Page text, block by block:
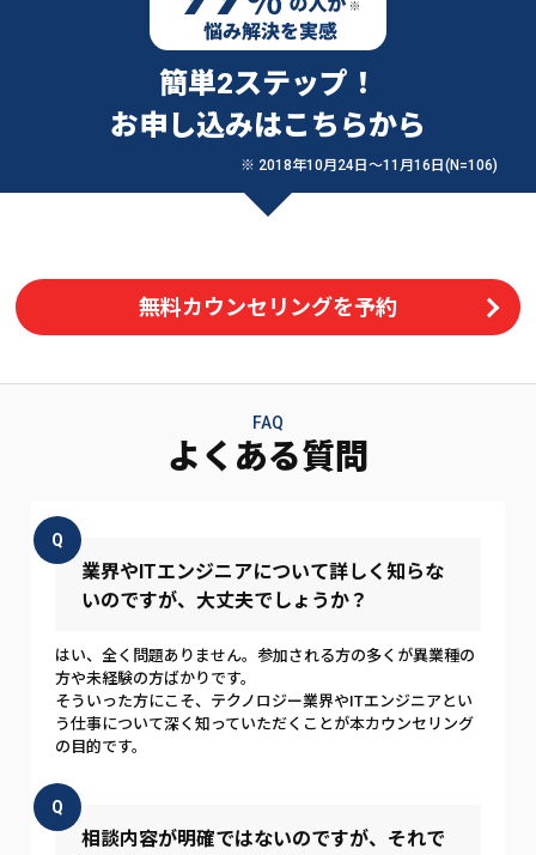
簡単2ステップ！
お申し込みはこちらから
※ 2018年10月24日〜11月16日(N=106)
無料カウンセリングを予約
FAQ
よくある質問
Q
業界やITエンジニアについて詳しく知らな
いのですが、大丈夫でしょうか？
はい、全く問題ありません。参加される方の多くが異業種の
方や未経験の方ばかりです。
そういった方にこそ、テクノロジー業界やITエンジニアとい
う仕事について深く知っていただくことが本カウンセリング
の目的です。
Q
相談内容が明確ではないのですが、それで